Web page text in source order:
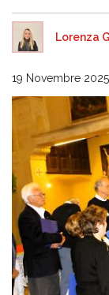
Lorenza
19 Novembre 2025